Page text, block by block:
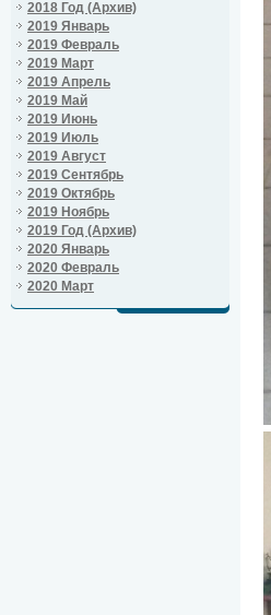
2018 Год (Архив)
2019 Январь
2019 Февраль
2019 Март
2019 Апрель
2019 Май
2019 Июнь
2019 Июль
2019 Август
2019 Сентябрь
2019 Октябрь
2019 Ноябрь
2019 Год (Архив)
2020 Январь
2020 Февраль
2020 Март